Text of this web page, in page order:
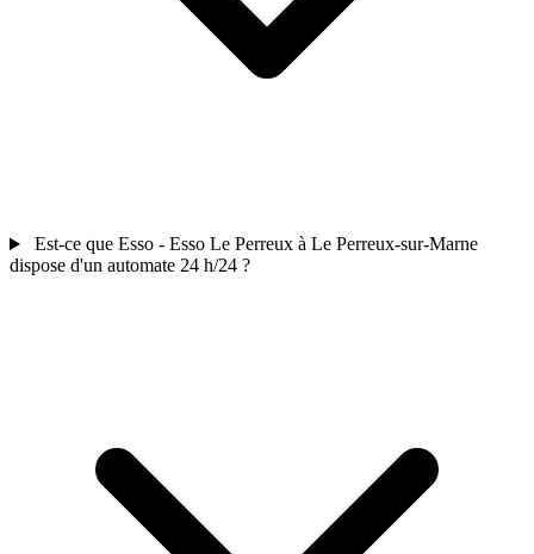
Est-ce que Esso - Esso Le Perreux à Le Perreux-sur-Marne
dispose d'un automate 24 h/24 ?